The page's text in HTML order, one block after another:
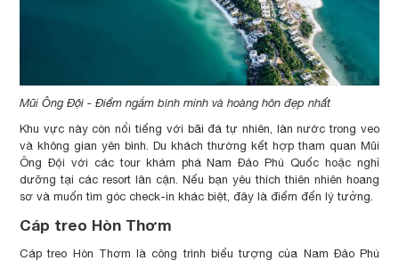
Mũi Ông Đội - Điểm ngắm bình minh và hoàng hôn đẹp nhất
Khu vực này còn nổi tiếng với bãi đá tự nhiên, làn nước trong veo
và không gian yên bình. Du khách thường kết hợp tham quan Mũi
Ông Đội với các tour khám phá Nam Đảo Phú Quốc hoặc nghỉ
dưỡng tại các resort lân cận. Nếu bạn yêu thích thiên nhiên hoang
sơ và muốn tìm góc check-in khác biệt, đây là điểm đến lý tưởng.
Cáp treo Hòn Thơm
Cáp treo Hòn Thơm là công trình biểu tượng của Nam Đảo Phú